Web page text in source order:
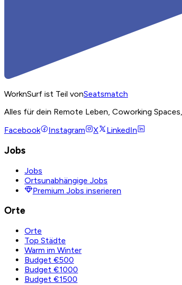
WorknSurf ist Teil vonSeatsmatch
Alles für dein Remote Leben, Coworking
Facebook
Instagram X LinkedIn
Jobs
Jobs
Ortsunabhängige Jobs
Premium Jobs inserieren
Orte
Orte
Top Städte
Warm im Winter
Budget €500
Budget €1000
Budget €1500